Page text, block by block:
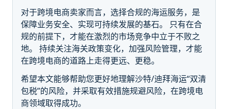
对于跨境电商卖家而言，选择合规的海运服务，是
保障业务安全、实现可持续发展的基石。 只有在合
规的前提下，才能在激烈的市场竞争中立于不败之
地。 持续关注海关政策变化，加强风险管理，才能
在跨境电商的道路上走得更远、更稳。
希望本文能够帮助您更好地理解沙特/迪拜海运“双清
包税”的风险，并采取有效措施规避风险，在跨境电
商领域取得成功。